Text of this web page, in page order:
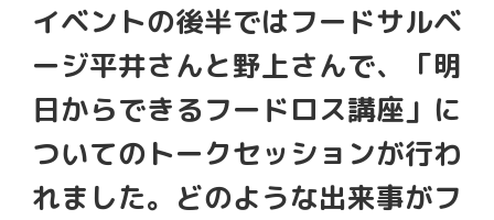
イベントの後半ではフードサルベ
ージ平井さんと野上さんで、「明
日からできるフードロス講座」に
ついてのトークセッションが行わ
れました。どのような出来事がフ